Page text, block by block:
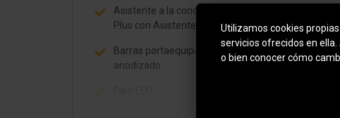
Asistente a la conducción: Blind Spot Sensor
Plus con Asistente para desaparcar y lane assist
Barras portaequipajes en el techo plata
anodizado
Utilizamos cookies
servicios ofrecidos en
o bien conocer cómo